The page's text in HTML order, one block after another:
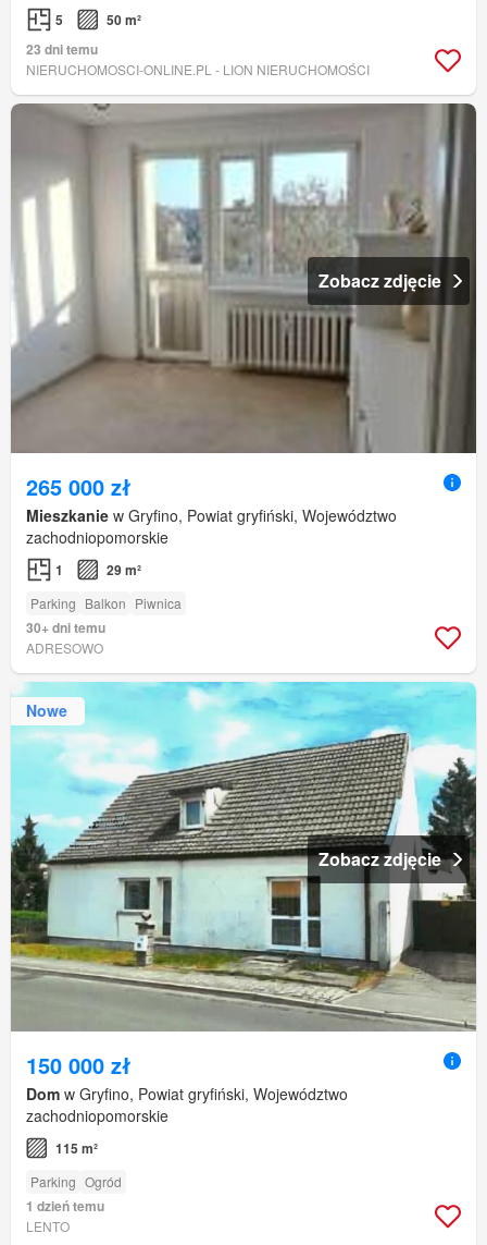
5
50 m²
23 dni temu
NIERUCHOMOSCI-ONLINE.PL - LION NIERUCHOMOŚCI
Zobacz zdjęcie
265 000 zł
Mieszkanie w Gryfino, Powiat gryfiński, Województwo
zachodniopomorskie
1 29 m²
Parking Balkon Piwnica
30+ dni temu
ADRESOWO
Nowe
Zobacz zdjęcie
150 000 zł
Dom w Gryfino, Powiat gryfiński, Województwo
zachodniopomorskie
115 m²
Parking Ogród
1 dzień temu
LENTO